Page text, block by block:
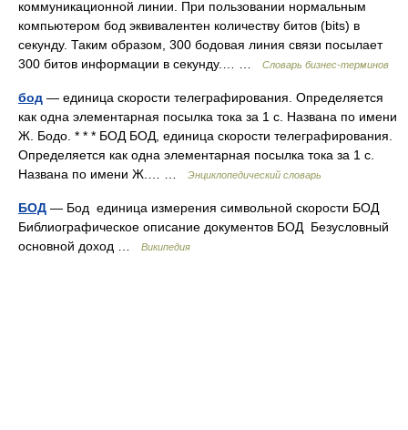
коммуникационной линии. При пользовании нормальным
компьютером бод эквивалентен количеству битов (bits) в
секунду. Таким образом, 300 бодовая линия связи посылает
300 битов информации в секунду.… …
Словарь бизнес-терминов
бод — единица скорости телеграфирования. Определяется
как одна элементарная посылка тока за 1 с. Названа по имени
Ж. Бодо. * * * БОД БОД, единица скорости телеграфирования.
Определяется как одна элементарная посылка тока за 1 с.
Названа по имени Ж.… …
Энциклопедический словарь
БОД — Бод единица измерения символьной скорости БОД
Библиографическое описание документов БОД Безусловный
основной доход …
Википедия